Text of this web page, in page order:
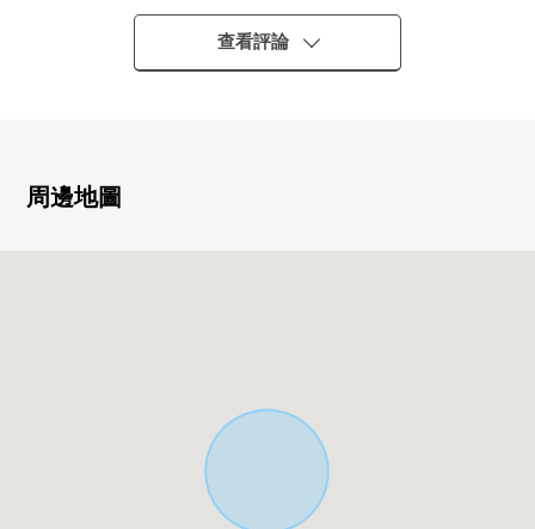
汽車16分"濱町3丁目"停歩2分
▼建築物的特徴
・在西北、東北角地，有開放感覺
■ 在找想要的家方面給予幫助的━━━━━・・・
房屋的詳細、需討論是如感興趣,歡迎請隨時聯繫我們。
查看評論
周邊地圖